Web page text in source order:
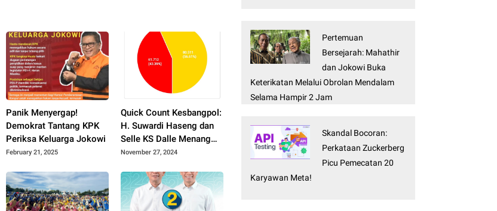
Panik Menyergap!
Demokrat Tantang KPK
Periksa Keluarga Jokowi
February 21, 2025
Quick Count Kesbangpol:
H. Suwardi Haseng dan
Selle KS Dalle Menang
Telak
November 27, 2024
Pertemuan
Bersejarah: Mahathir
dan Jokowi Buka
Keterikatan Melalui Obrolan Mendalam
Selama Hampir 2 Jam
Skandal Bocoran:
Perkataan Zuckerberg
Picu Pemecatan 20
Karyawan Meta!